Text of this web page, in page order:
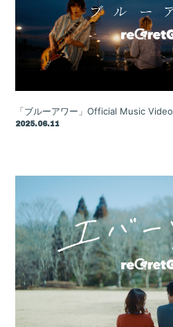
「ブルーアワー」Official Music Video
2025.06.11